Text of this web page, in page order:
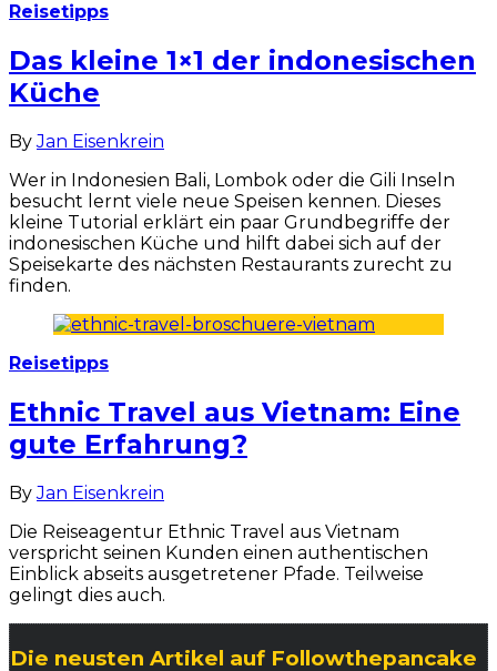
Reisetipps
Das kleine 1×1 der indonesischen
Küche
ByJan Eisenkrein
Wer in Indonesien Bali, Lombok oder die Gili Inseln
besucht lernt viele neue Speisen kennen. Dieses
kleine Tutorial erklärt ein paar Grundbegriffe der
indonesischen Küche und hilft dabei sich auf der
Speisekarte des nächsten Restaurants zurecht zu
finden.
Reisetipps
Ethnic Travel aus Vietnam: Eine
gute Erfahrung?
ByJan Eisenkrein
Die Reiseagentur Ethnic Travel aus Vietnam
verspricht seinen Kunden einen authentischen
Einblick abseits ausgetretener Pfade. Teilweise
gelingt dies auch.
Die neusten Artikel auf Followthepancake